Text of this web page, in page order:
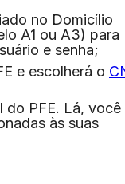
no Domicílio
A1 ou A3) para
e senha;
e escolherá o
do PFE. Lá, você
às suas